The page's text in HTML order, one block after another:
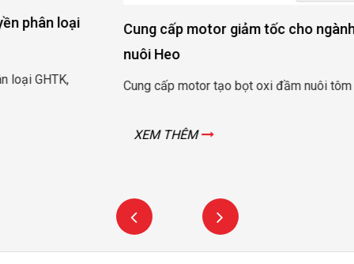
Cung cấp motor giảm tốc cho ngành chăn nuôi Tôm
Cung cấp motor tạo bọt oxi đầm nuôi tôm Long Khánh – Trà